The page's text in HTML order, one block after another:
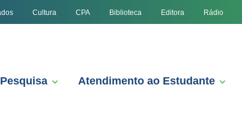
Cultura CPA Biblioteca Editora Rádio
Pesquisa Atendimento ao Estudante